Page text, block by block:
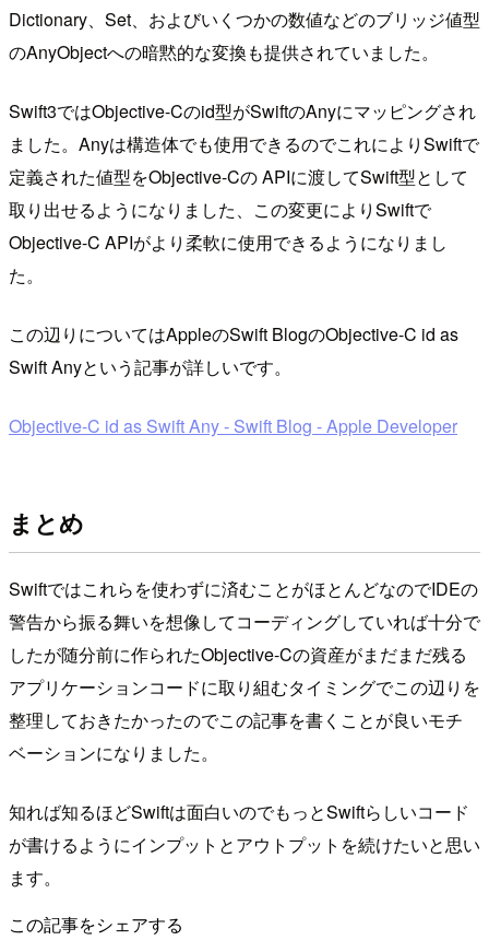
Dictionary、Set、およびいくつかの数値などのブリッジ値型
のAnyObjectへの暗黙的な変換も提供されていました。
Swift3ではObjective-Cのid型がSwiftのAnyにマッピングされ
ました。Anyは構造体でも使用できるのでこれによりSwiftで
定義された値型をObjective-Cの APIに渡してSwift型として
取り出せるようになりました、この変更によりSwiftで
Objective-C APIがより柔軟に使用できるようになりまし
た。
この辺りについてはAppleのSwift BlogのObjective-C id as
Swift Anyという記事が詳しいです。
Objective-C id as Swift Any - Swift Blog - Apple Developer
まとめ
Swiftではこれらを使わずに済むことがほとんどなのでIDEの
警告から振る舞いを想像してコーディングしていれば十分で
したが随分前に作られたObjective-Cの資産がまだまだ残る
アプリケーションコードに取り組むタイミングでこの辺りを
整理しておきたかったのでこの記事を書くことが良いモチ
ベーションになりました。
知れば知るほどSwiftは面白いのでもっとSwiftらしいコード
が書けるようにインプットとアウトプットを続けたいと思い
ます。
この記事をシェアする